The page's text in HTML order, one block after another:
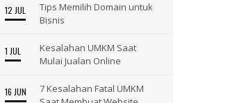
12 JUL
Tips Memilih Domain untuk
Bisnis
1 JUL
Kesalahan UMKM Saat
Mulai Jualan Online
16 JUN
7 Kesalahan Fatal UMKM